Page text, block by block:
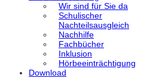
Wir sind für Sie da
Schulischer
Nachteilsausgleich
Nachhilfe
Fachbücher
Inklusion
Hörbeeinträchtigung
Download